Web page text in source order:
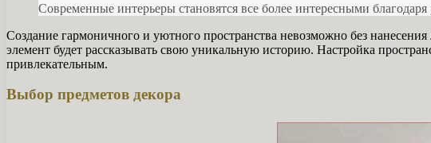
Современные интерьеры становятся все более интересными
Создание гармоничного и уютного пространства невозможно без
элемент будет рассказывать свою уникальную историю. Настройка
привлекательным.
Выбор предметов декора